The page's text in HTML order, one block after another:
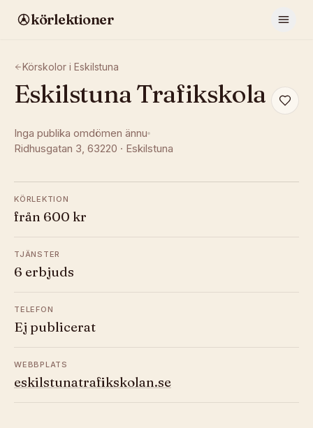
körlektioner
Körskolor i Eskilstuna
Eskilstuna Trafikskola
Inga publika omdömen ännu
Ridhusgatan 3, 63220 · Eskilstuna
KÖRLEKTION
från 600 kr
TJÄNSTER
6 erbjuds
TELEFON
Ej publicerat
WEBBPLATS
eskilstunatrafikskolan.se